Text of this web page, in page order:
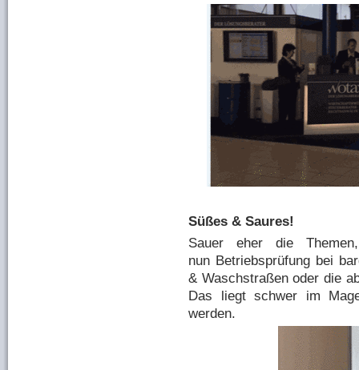
Süßes & Saures!
Sauer eher die
nun Betriebsprüfung bei
& Waschstraßen oder die
Das liegt schwer im
werden.